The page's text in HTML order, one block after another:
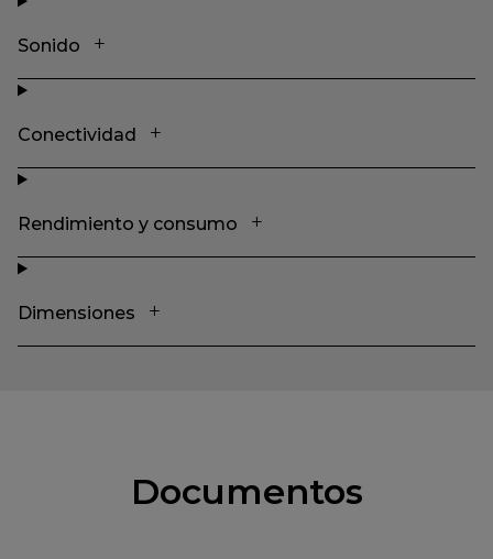
Sonido
Conectividad
Rendimiento y consumo
Dimensiones
Documentos